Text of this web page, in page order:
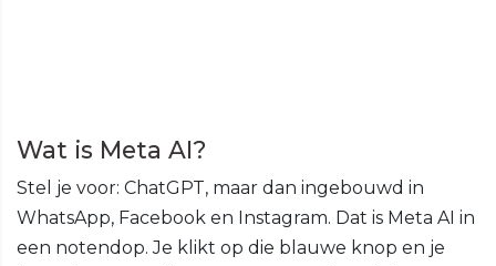
Wat is Meta AI?
Stel je voor: ChatGPT, maar dan ingebouwd in
WhatsApp, Facebook en Instagram. Dat is Meta AI in
een notendop. Je klikt op die blauwe knop en je